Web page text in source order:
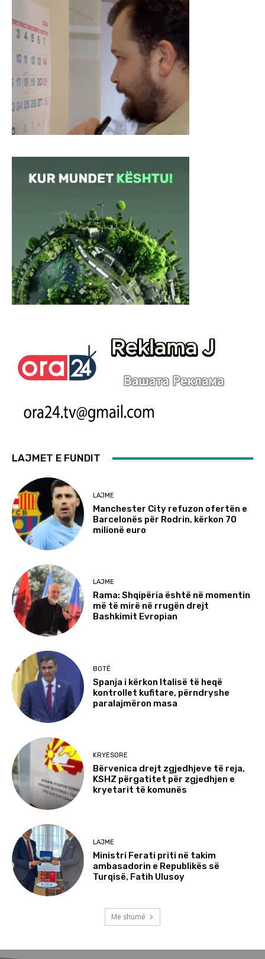
LAJMET E FUNDIT
LAJME
Manchester City refuzon ofertën e
Barcelonës për Rodrin, kërkon 70
milionë euro
LAJME
Rama: Shqipëria është në momentin
më të mirë në rrugën drejt
Bashkimit Evropian
BOTË
Spanja i kërkon Italisë të heqë
kontrollet kufitare, përndryshe
paralajmëron masa
KRYESORE
Bërvenica drejt zgjedhjeve të reja,
KSHZ përgatitet për zgjedhjen e
kryetarit të komunës
LAJME
Ministri Ferati priti në takim
ambasadorin e Republikës së
Turqisë, Fatih Ulusoy
Më shumë